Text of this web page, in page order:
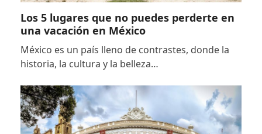
Los 5 lugares que no puedes perderte en
una vacación en México
México es un país lleno de contrastes, donde la
historia, la cultura y la belleza…